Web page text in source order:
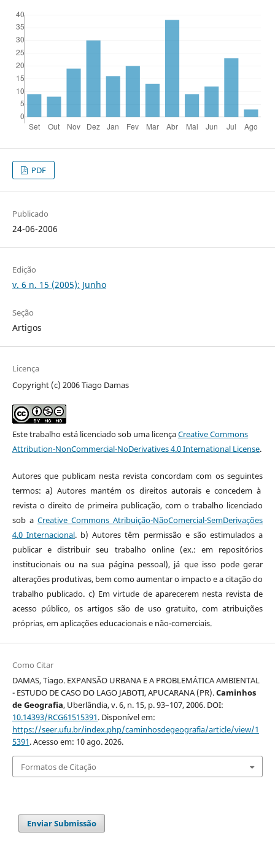
PDF
Publicado
24-06-2006
Edição
v. 6 n. 15 (2005): Junho
Seção
Artigos
Licença
Copyright (c) 2006 Tiago Damas
Este trabalho está licenciado sob uma licençaCreative Commons
Attribution-NonCommercial-NoDerivatives 4.0 International License.
Autores que publicam nesta revista concordam com os seguintes
termos: a) Autores mantém os direitos autorais e concedem à
revista o direito de primeira publicação, com o trabalho licenciado
sob a Creative Commons Atribuição-NãoComercial-SemDerivações
4.0 Internacional. b) Autores têm permissão e são estimulados a
publicar e distribuir seu trabalho online (ex.: em repositórios
institucionais ou na sua página pessoal), já que isso pode gerar
alterações produtivas, bem como aumentar o impacto e a citação do
trabalho publicado. c) Em virtude de aparecerem nesta revista de
acesso público, os artigos são de uso gratuito, com atribuições
próprias, em aplicações educacionais e não-comerciais.
Como Citar
DAMAS, Tiago. EXPANSÃO URBANA E A PROBLEMÁTICA AMBIENTAL
- ESTUDO DE CASO DO LAGO JABOTI, APUCARANA (PR).Caminhos
de Geografia, Uberlândia, v. 6, n. 15, p. 93–107, 2006. DOI:
10.14393/RCG61515391. Disponível em:
https://seer.ufu.br/index.php/caminhosdegeografia/article/view/1
5391. Acesso em: 10 ago. 2026.
Formatos de Citação
Enviar Submissão